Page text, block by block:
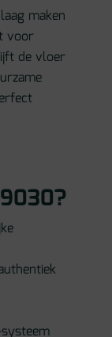
maken
voor
de vloer